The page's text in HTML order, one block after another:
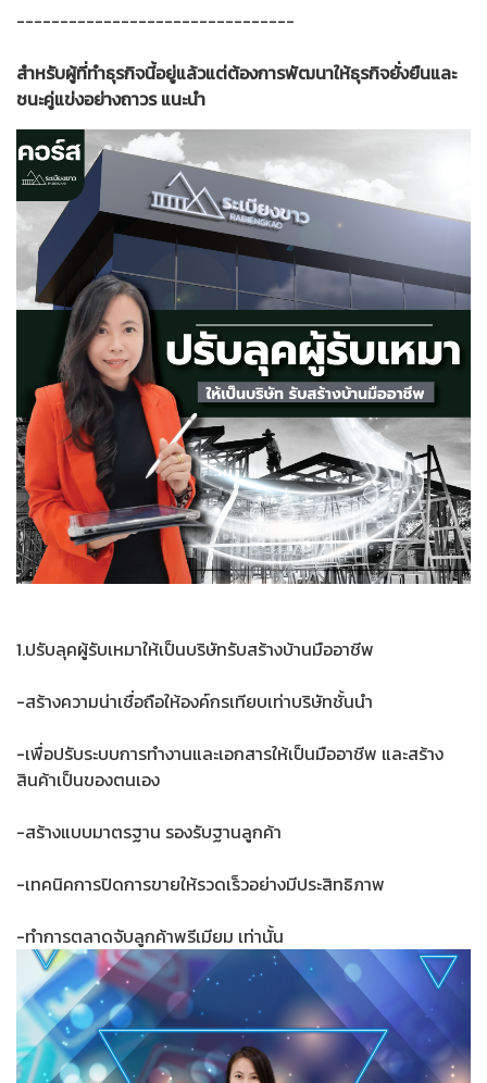
--------------------------------
สำหรับผู้ที่ทำธุรกิจนี้อยู่แล้วแต่ต้องการพัฒนาให้ธุรกิจยั่งยืนและ
ชนะคู่แข่งอย่างถาวร แนะนำ
1.ปรับลุคผู้รับเหมาให้เป็นบริษัทรับสร้างบ้านมืออาชีพ
-สร้างความน่าเชื่อถือให้องค์กรเทียบเท่าบริษัทชั้นนำ
-เพื่อปรับระบบการทำงานและเอกสารให้เป็นมืออาชีพ และสร้าง
สินค้าเป็นของตนเอง
-สร้างแบบมาตรฐาน รองรับฐานลูกค้า
-เทคนิคการปิดการขายให้รวดเร็วอย่างมีประสิทธิภาพ
-ทำการตลาดจับลูกค้าพรีเมียม เท่านั้น